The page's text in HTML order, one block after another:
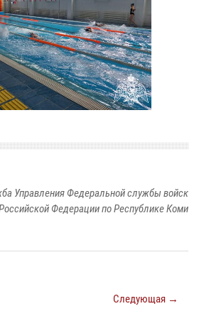
Управления Федеральной службы войск
Федерации по Республике Коми
Следующая →